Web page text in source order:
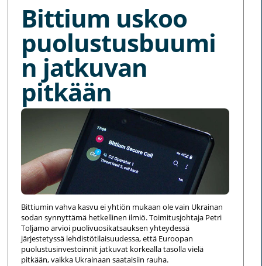
Bittium uskoo
puolustusbuumi
n jatkuvan
pitkään
Bittiumin vahva kasvu ei yhtiön mukaan ole vain Ukrainan
sodan synnyttämä hetkellinen ilmiö. Toimitusjohtaja Petri
Toljamo arvioi puolivuosikatsauksen yhteydessä
järjestetyssä lehdistötilaisuudessa, että Euroopan
puolustusinvestoinnit jatkuvat korkealla tasolla vielä
pitkään, vaikka Ukrainaan saataisiin rauha.